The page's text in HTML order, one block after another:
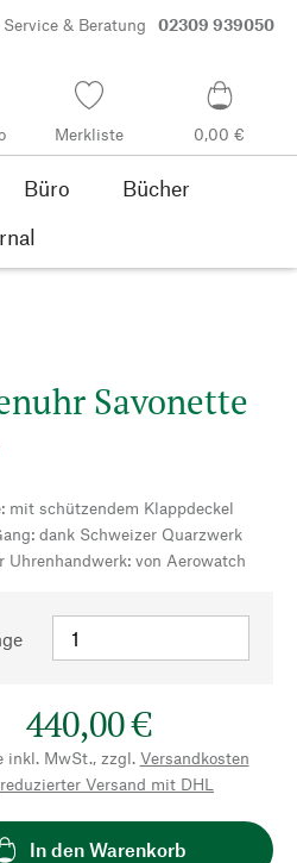
& Beratung 02309 939050
Merkliste 0,00 €
Büro
Bücher
Savonette
mit schützendem Klappdeckel
dank Schweizer Quarzwerk
Uhrenhandwerk: von Aerowatch
440,00 €
inkl. MwSt., zzgl. Versandkosten
Versand mit DHL
In den Warenkorb